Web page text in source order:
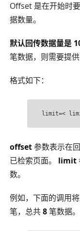
Offset 是在开始时
据数量。
默认回传数据量是
笔数据，则需要提
格式如下：
offset参数表示在
已检索页面。 limit
数。
例如，下面的调用
笔，总共8笔数据。